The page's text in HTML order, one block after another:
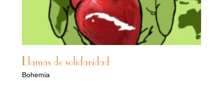
Llamas de solidaridad
Bohemia